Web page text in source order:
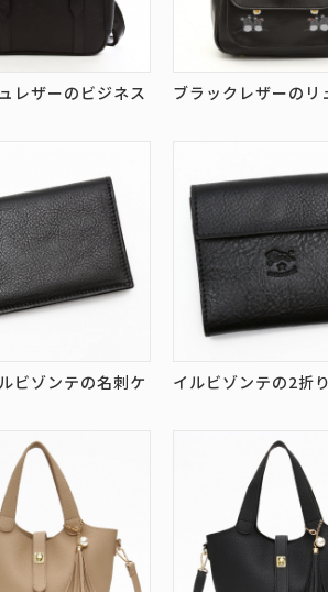
レザーのビジネス ブラックレザーのリ
ビゾンテの名刺ケ イルビゾンテの2折